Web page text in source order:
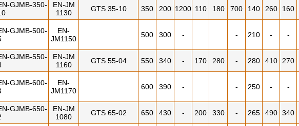
GJMB-350-
EN-JM
1130
GTS 35-10 350 200 1200 110 180 700 140 260 160
GJMB-500-
EN-
JM1150
500 300 - - 210 - -
GJMB-550-
EN-JM
1160
GTS 55-04 550 340 - 170 280 - 280 410 270
GJMB-600-
EN-
JM1170
600 390 - - 250 - -
GJMB-650-
EN-JM
1080
GTS 65-02 650 430 - 200 330 - 265 490 340